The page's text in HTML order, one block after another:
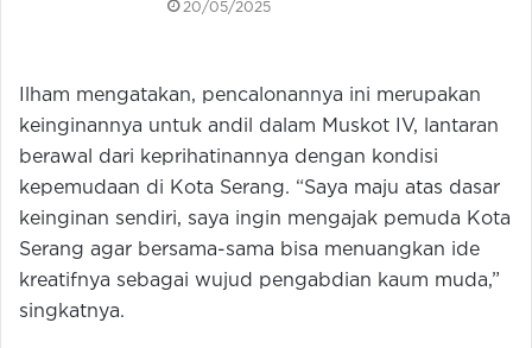
20/05/2025
Ilham mengatakan, pencalonannya ini merupakan
keinginannya untuk andil dalam Muskot IV, lantaran
berawal dari keprihatinannya dengan kondisi
kepemudaan di Kota Serang. “Saya maju atas dasar
keinginan sendiri, saya ingin mengajak pemuda Kota
Serang agar bersama-sama bisa menuangkan ide
kreatifnya sebagai wujud pengabdian kaum muda,”
singkatnya.